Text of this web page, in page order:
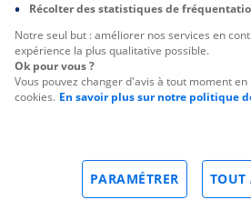
Récolter des statistiques de
Notre seul but : améliorer nos services en
expérience la plus qualitative possible.
Ok pour vous ?
Vous pouvez changer d'avis à tout moment
cookies. En savoir plus sur notre politique
TOUT
PARAMÉTRER